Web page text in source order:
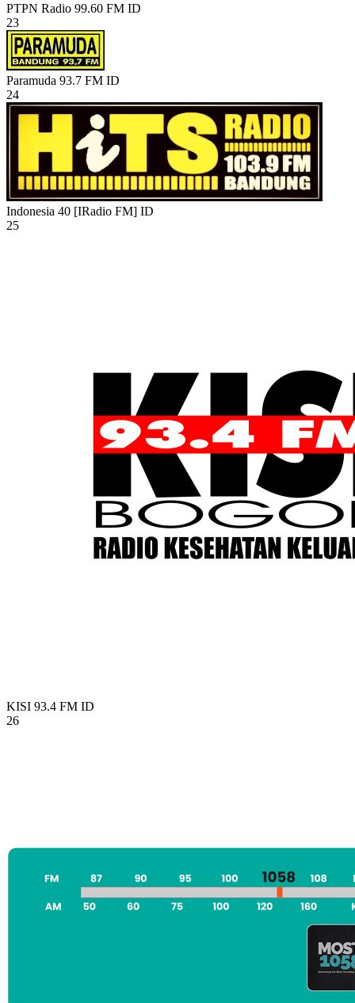
PTPN Radio 99.60 FM ID
23
Paramuda 93.7 FM ID
24
Indonesia 40 [IRadio FM] ID
25
KISI 93.4 FM ID
26